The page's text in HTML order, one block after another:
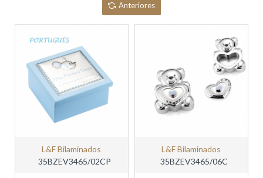
Anteriores
L&f Bilaminados
35BZEV3465/02CP
L&f Bilaminados
35BZEV3465/06C